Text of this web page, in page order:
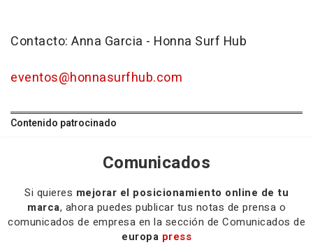
Contacto: Anna Garcia - Honna Surf Hub
eventos@honnasurfhub.com
Contenido patrocinado
Comunicados
Si quieres mejorar el posicionamiento online de tu
marca, ahora puedes publicar tus notas de prensa o
comunicados de empresa en la sección de Comunicados de
europa press